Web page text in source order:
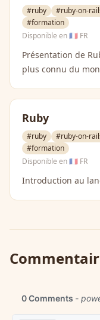
#ruby #ruby-on-
#formation
Disponible en🇫🇷 FR
Présentation de
plus connu du
Ruby
#ruby #ruby-on-
#formation
Disponible en🇫🇷 FR
Introduction au